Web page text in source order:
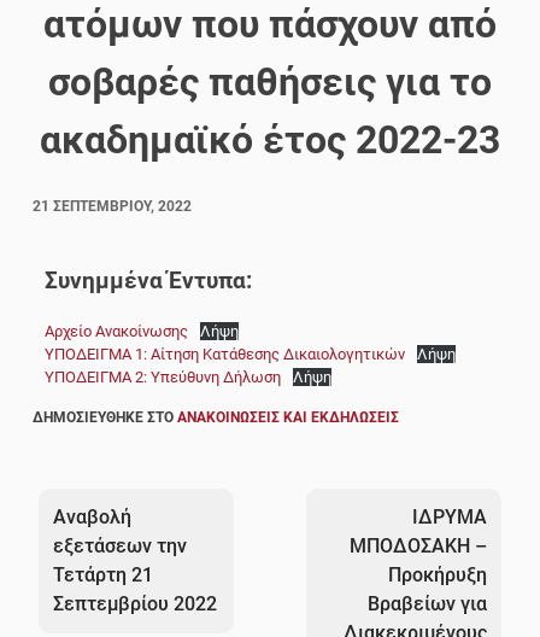
ατόμων που πάσχουν από
σοβαρές παθήσεις για το
ακαδημαϊκό έτος 2022-23
21 ΣΕΠΤΕΜΒΡΊΟΥ, 2022
Συνημμένα Έντυπα:
Αρχείο Ανακοίνωσης
Λήψη
ΥΠΟΔΕΙΓΜΑ 1: Αίτηση Κατάθεσης Δικαιολογητικών
Λήψη
ΥΠΟΔΕΙΓΜΑ 2: Υπεύθυνη Δήλωση
Λήψη
ΔΗΜΟΣΙΕΎΘΗΚΕ ΣΤΟΑΝΑΚΟΙΝΏΣΕΙΣ ΚΑΙ ΕΚΔΗΛΏΣΕΙΣ
άρθρων
Αναβολή
εξετάσεων την
Τετάρτη 21
Σεπτεμβρίου 2022
ΙΔΡΥΜΑ
ΜΠΟΔΟΣΑΚΗ –
Προκήρυξη
Βραβείων για